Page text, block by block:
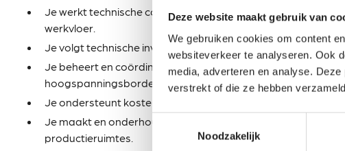
Deze website maakt gebruik van
We gebruiken cookies om content
websiteverkeer te analyseren. Ook
media, adverteren en analyse.
verstrekt of die ze hebben
Noodzakelijk
Je werkt technische concepten uit en vertaalt deze naar
werkvloer.
Je volgt technische investeringsprojecten op vlak van
Je beheert en coördineert wettelijke keuringen van
hoogspanningsborden en behandelingstoestellen.
Je ondersteunt kostenbesparings- en
Je maakt en onderhoudt technische layouts van gebouwen,
productieruimtes.